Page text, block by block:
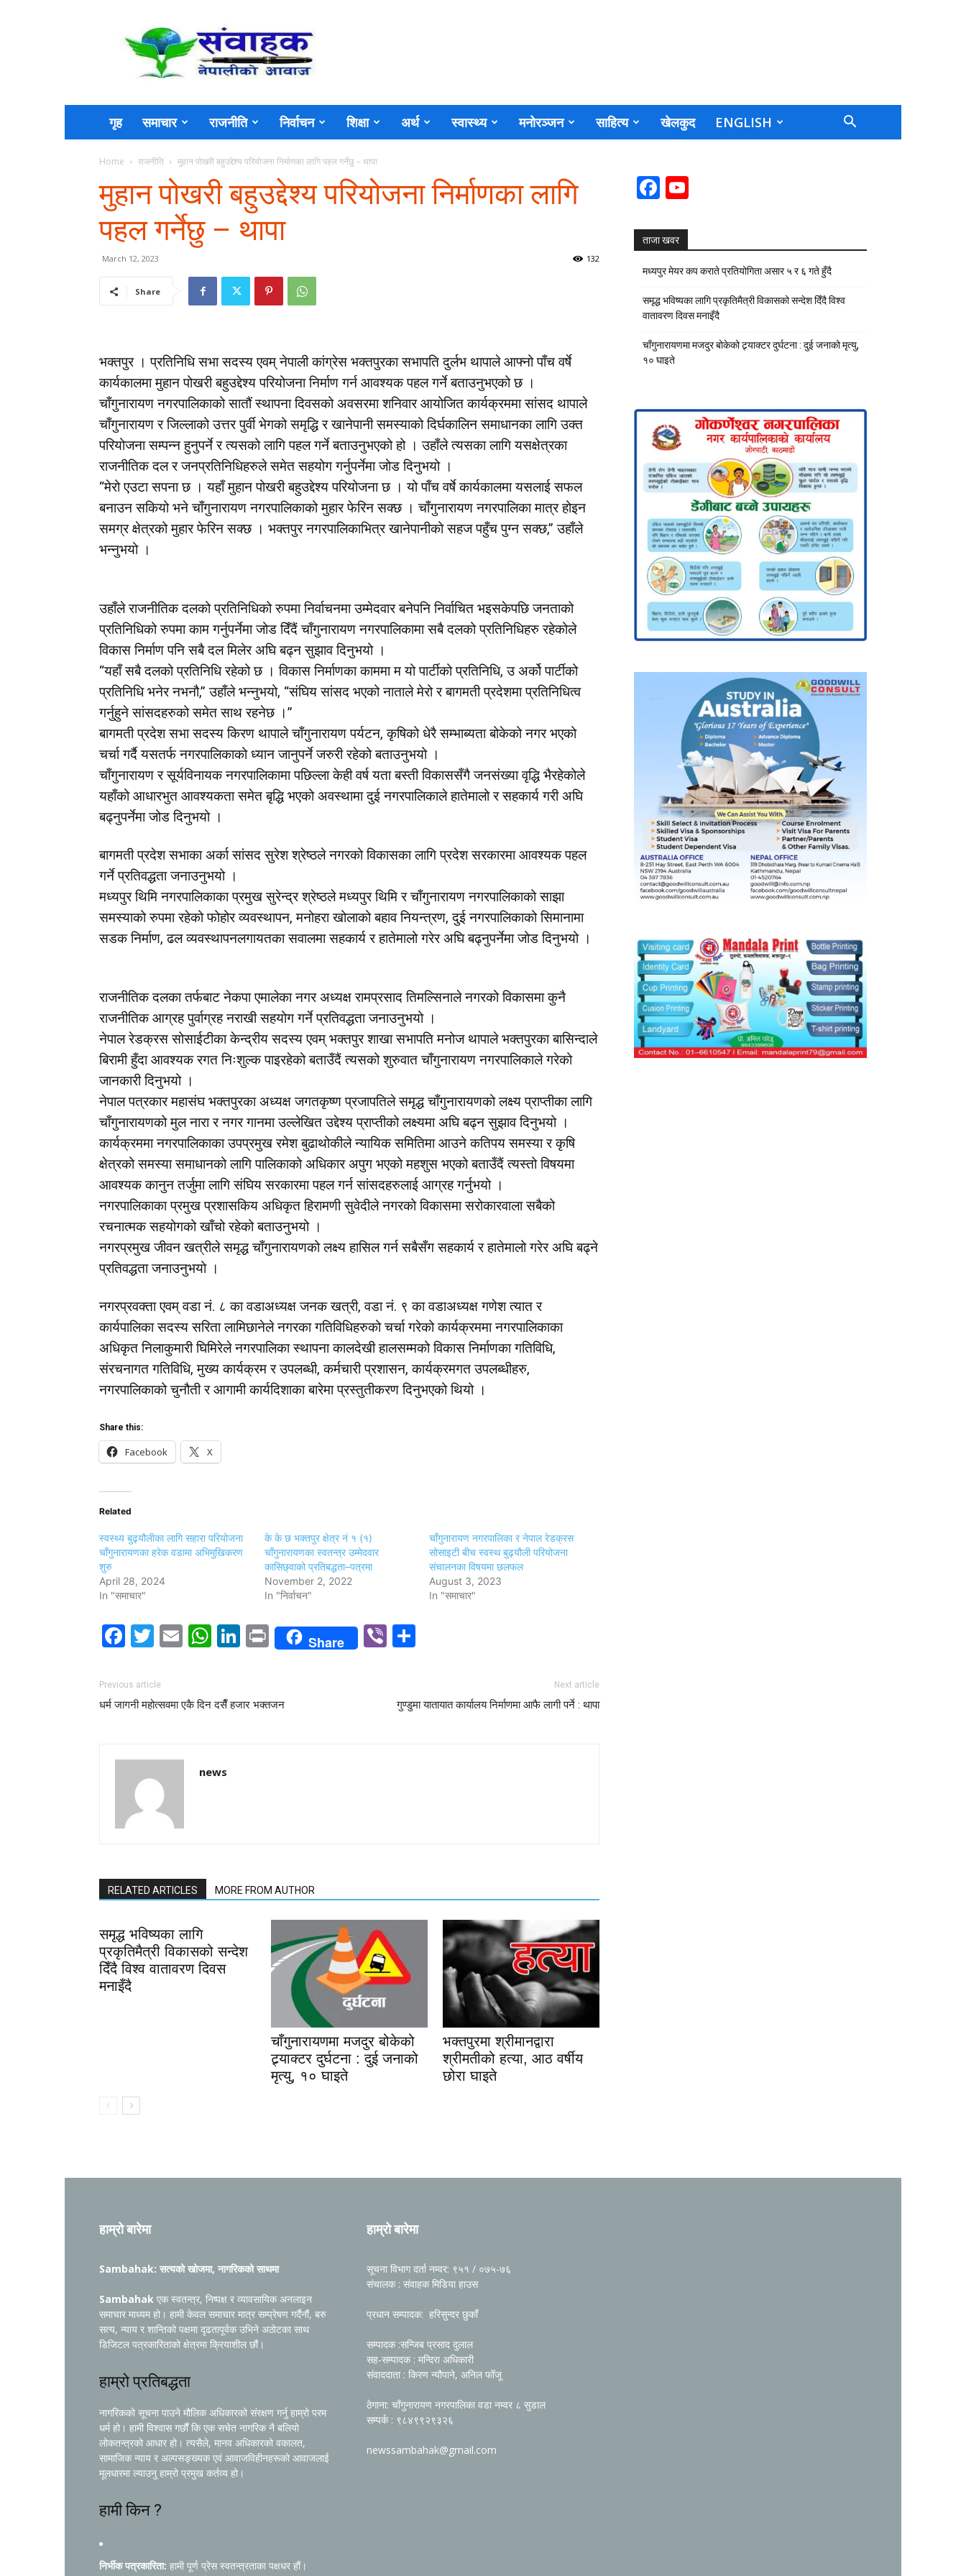
Sambahak
गृह समाचार राजनीति निर्वाचन शिक्षा अर्थ स्वास्थ्य मनोरञ्जन साहित्य खेलकुद ENGLISH
Home राजनीति मुहान पोखरी बहुउद्देश्य परियोजना निर्माणका लागि पहल गर्नेछु – थापा
मुहान पोखरी बहुउद्देश्य परियोजना निर्माणका लागि
पहल गर्नेछु – थापा
March 12, 2023 132
Share
भक्तपुर । प्रतिनिधि सभा सदस्य एवम् नेपाली कांग्रेस भक्तपुरका सभापति दुर्लभ थापाले आफ्नो पाँच वर्षे
कार्यकालमा मुहान पोखरी बहुउद्देश्य परियोजना निर्माण गर्न आवश्यक पहल गर्ने बताउनुभएको छ ।
चाँगुनारायण नगरपालिकाको सातौं स्थापना दिवसको अवसरमा शनिवार आयोजित कार्यक्रममा सांसद थापाले
चाँगुनारायण र जिल्लाको उत्तर पुर्वी भेगको समृद्धि र खानेपानी समस्याको दिर्घकालिन समाधानका लागि उक्त
परियोजना सम्पन्न हुनुपर्ने र त्यसको लागि पहल गर्ने बताउनुभएको हो । उहाँले त्यसका लागि यसक्षेत्रका
राजनीतिक दल र जनप्रतिनिधिहरुले समेत सहयोग गर्नुपर्नेमा जोड दिनुभयो ।
“मेरो एउटा सपना छ । यहाँ मुहान पोखरी बहुउद्देश्य परियोजना छ । यो पाँच वर्षे कार्यकालमा यसलाई सफल
बनाउन सकियो भने चाँगुनारायण नगरपालिकाको मुहार फेरिन सक्छ । चाँगुनारायण नगरपालिका मात्र होइन
समग्र क्षेत्रको मुहार फेरिन सक्छ । भक्तपुर नगरपालिकाभित्र खानेपानीको सहज पहुँच पुग्न सक्छ,” उहाँले
भन्नुभयो ।
उहाँले राजनीतिक दलको प्रतिनिधिको रुपमा निर्वाचनमा उम्मेदवार बनेपनि निर्वाचित भइसकेपछि जनताको
प्रतिनिधिको रुपमा काम गर्नुपर्नेमा जोड दिँदैं चाँगुनारायण नगरपालिकामा सबै दलको प्रतिनिधिहरु रहेकोले
विकास निर्माण पनि सबै दल मिलेर अघि बढ्न सुझाव दिनुभयो ।
“यहाँ सबै दलको प्रतिनिधि रहेको छ । विकास निर्माणका काममा म यो पार्टीको प्रतिनिधि, उ अर्को पार्टीको
प्रतिनिधि भनेर नभनौ,” उहाँले भन्नुभयो, “संघिय सांसद भएको नाताले मेरो र बागमती प्रदेशमा प्रतिनिधित्व
गर्नुहुने सांसदहरुको समेत साथ रहनेछ ।”
बागमती प्रदेश सभा सदस्य किरण थापाले चाँगुनारायण पर्यटन, कृषिको धेरै सम्भाब्यता बोकेको नगर भएको
चर्चा गर्दै यसतर्फ नगरपालिकाको ध्यान जानुपर्ने जरुरी रहेको बताउनुभयो ।
चाँगुनारायण र सूर्यविनायक नगरपालिकामा पछिल्ला केही वर्ष यता बस्ती विकाससँगै जनसंख्या वृद्धि भैरहेकोले
यहाँको आधारभुत आवश्यकता समेत बृद्धि भएको अवस्थामा दुई नगरपालिकाले हातेमालो र सहकार्य गरी अघि
बढ्नुपर्नेमा जोड दिनुभयो ।
बागमती प्रदेश सभाका अर्का सांसद सुरेश श्रेष्ठले नगरको विकासका लागि प्रदेश सरकारमा आवश्यक पहल
गर्ने प्रतिवद्धता जनाउनुभयो ।
मध्यपुर थिमि नगरपालिकाका प्रमुख सुरेन्द्र श्रेष्ठले मध्यपुर थिमि र चाँगुनारायण नगरपालिकाको साझा
समस्याको रुपमा रहेको फोहोर व्यवस्थापन, मनोहरा खोलाको बहाव नियन्त्रण, दुई नगरपालिकाको सिमानामा
सडक निर्माण, ढल व्यवस्थापनलगायतका सवालमा सहकार्य र हातेमालो गरेर अघि बढ्नुपर्नेमा जोड दिनुभयो ।
राजनीतिक दलका तर्फबाट नेकपा एमालेका नगर अध्यक्ष रामप्रसाद तिमल्सिनाले नगरको विकासमा कुनै
राजनीतिक आग्रह पुर्वाग्रह नराखी सहयोग गर्ने प्रतिवद्धता जनाउनुभयो ।
नेपाल रेडक्रस सोसाईटीका केन्द्रीय सदस्य एवम् भक्तपुर शाखा सभापति मनोज थापाले भक्तपुरका बासिन्दाले
बिरामी हुँदा आवश्यक रगत निःशुल्क पाइरहेको बताउँदैं त्यसको शुरुवात चाँगुनारायण नगरपालिकाले गरेको
जानकारी दिनुभयो ।
नेपाल पत्रकार महासंघ भक्तपुरका अध्यक्ष जगतकृष्ण प्रजापतिले समृद्ध चाँगुनारायणको लक्ष्य प्राप्तीका लागि
चाँगुनारायणको मुल नारा र नगर गानमा उल्लेखित उद्देश्य प्राप्तीको लक्ष्यमा अघि बढ्न सुझाव दिनुभयो ।
कार्यक्रममा नगरपालिकाका उपप्रमुख रमेश बुढाथोकीले न्यायिक समितिमा आउने कतिपय समस्या र कृषि
क्षेत्रको समस्या समाधानको लागि पालिकाको अधिकार अपुग भएको महशुस भएको बताउँदैं त्यस्तो विषयमा
आवश्यक कानुन तर्जुमा लागि संघिय सरकारमा पहल गर्न सांसदहरुलाई आग्रह गर्नुभयो ।
नगरपालिकाका प्रमुख प्रशासकिय अधिकृत हिरामणी सुवेदीले नगरको विकासमा सरोकारवाला सबैको
रचनात्मक सहयोगको खाँचो रहेको बताउनुभयो ।
नगरप्रमुख जीवन खत्रीले समृद्ध चाँगुनारायणको लक्ष्य हासिल गर्न सबैसँग सहकार्य र हातेमालो गरेर अघि बढ्ने
प्रतिवद्धता जनाउनुभयो ।
नगरप्रवक्ता एवम् वडा नं. ८ का वडाअध्यक्ष जनक खत्री, वडा नं. ९ का वडाअध्यक्ष गणेश त्यात र
कार्यपालिका सदस्य सरिता लामिछानेले नगरका गतिविधिहरुको चर्चा गरेको कार्यक्रममा नगरपालिकाका
अधिकृत निलाकुमारी घिमिरेले नगरपालिका स्थापना कालदेखी हालसम्मको विकास निर्माणका गतिविधि,
संरचनागत गतिविधि, मुख्य कार्यक्रम र उपलब्धी, कर्मचारी प्रशासन, कार्यक्रमगत उपलब्धीहरु,
नगरपालिकाको चुनौती र आगामी कार्यदिशाका बारेमा प्रस्तुतीकरण दिनुभएको थियो ।
Share this:
Facebook X
Related
स्वस्थ्य बुढ्यौलीका लागि सहारा परियोजना
चाँगुनारायणका हरेक वडामा अभिमुखिकरण
शुरु
April 28, 2024
In "समाचार"
के के छ भक्तपुर क्षेत्र नं १ (१)
चाँगुनारायणका स्वतन्त्र उम्मेदवार
कासिछ्वाको प्रतिबद्धता–पत्रमा
November 2, 2022
In "निर्वाचन"
चाँगुनारायण नगरपालिका र नेपाल रेडक्रस
सोसाइटी बीच स्वस्थ बुढ्यौली परियोजना
संचालनका विषयमा छलफल
August 3, 2023
In "समाचार"
Facebook
Twitter
EmailWhatsApp
LinkedIn
PrintShare Viber
Previous article
धर्म जागनी महोत्सवमा एकै दिन दसैँ हजार भक्तजन
Next article
गुण्डुमा यातायात कार्यालय निर्माणमा आफै लागी पर्ने : थापा
news
RELATED ARTICLES MORE FROM AUTHOR
समृद्ध भविष्यका लागि
प्रकृतिमैत्री विकासको सन्देश
दिँदै विश्व वातावरण दिवस
मनाइँदै
चाँगुनारायणमा मजदुर बोकेको
ट्र्याक्टर दुर्घटना : दुई जनाको
मृत्यु, १० घाइते
भक्तपुरमा श्रीमानद्वारा
श्रीमतीको हत्या, आठ वर्षीय
छोरा घाइते
Facebook
ताजा खवर
मध्यपुर मेयर कप कराते प्रतियोगिता असार ५ र ६ गते हुँदै
समृद्ध भविष्यका लागि प्रकृतिमैत्री विकासको सन्देश दिँदै विश्व
वातावरण दिवस मनाइँदै
चाँगुनारायणमा मजदुर बोकेको ट्र्याक्टर दुर्घटना : दुई जनाको मृत्यु,
१० घाइते
हाम्रो बारेमा
Sambahak: सत्यको खोजमा, नागरिकको साथमा
Sambahak एक स्वतन्त्र, निष्पक्ष र व्यावसायिक अनलाइन
समाचार माध्यम हो। हामी केवल समाचार मात्र सम्प्रेषण गर्दैनौं, बरु
सत्य, न्याय र शान्तिको पक्षमा दृढतापूर्वक उभिने अठोटका साथ
डिजिटल पत्रकारिताको क्षेत्रमा क्रियाशील छौं।
हाम्रो प्रतिबद्धता
नागरिकको सूचना पाउने मौलिक अधिकारको संरक्षण गर्नु हाम्रो परम
धर्म हो। हामी विश्वास गर्छौं कि एक सचेत नागरिक नै बलियो
लोकतन्त्रको आधार हो। त्यसैले, मानव अधिकारको वकालत,
सामाजिक न्याय र अल्पसङ्ख्यक एवं आवाजविहीनहरूको आवाजलाई
मूलधारमा ल्याउनु हाम्रो प्रमुख कर्तव्य हो।
हामी किन ?
निर्भीक पत्रकारिता: हामी पूर्ण प्रेस स्वतन्त्रताका पक्षधर हौं।
हाम्रो बारेमा
सूचना विभाग दर्ता नम्वर: ९५१ / ०७५-७६
संचालक : संवाहक मिडिया हाउस
प्रधान सम्पादक: हरिसुन्दर छुकाँ
सम्पादक :सन्जिब प्रसाद दुलाल
सह-सम्पादक : मन्दिरा अधिकारी
संवाददाता : किरण न्यौपाने, अनिल फोँजू
ठेगाना: चाँगुनारायण नगरपालिका वडा नम्वर ८ सुडाल
सम्पर्क : ९८४९९२९३२६
newssambahak@gmail.com